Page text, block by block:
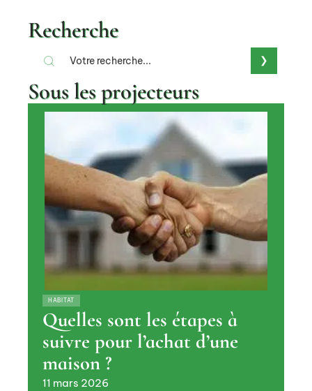
Recherche
Sous les projecteurs
HABITAT
Quelles sont les étapes à
suivre pour l’achat d’une
maison ?
11 mars 2026